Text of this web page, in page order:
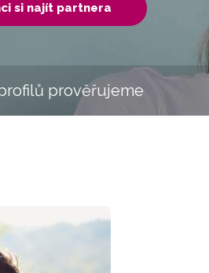
si najít partnera
prověřujeme